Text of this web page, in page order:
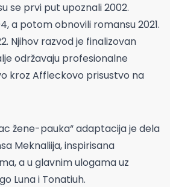
se prvi put upoznali 2002.
a potom obnovili romansu 2021.
Njihov razvod je finalizovan
održavaju profesionalne
kroz Affleckovo prisustvo na
žene-pauka“ adaptacija je dela
Meknaliija, inspirisana
a u glavnim ulogama uz
Luna i Tonatiuh.